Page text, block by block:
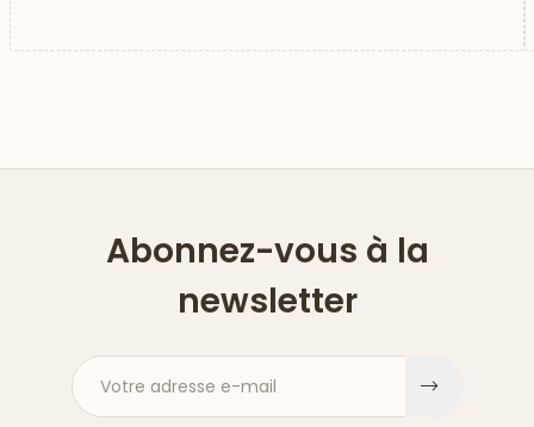
Abonnez-vous à la
newsletter
Votre adresse e-mail